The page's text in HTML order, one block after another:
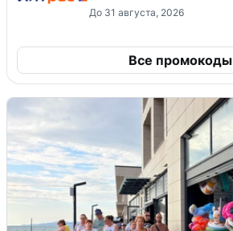
До 31 августа, 2026
Все промокоды